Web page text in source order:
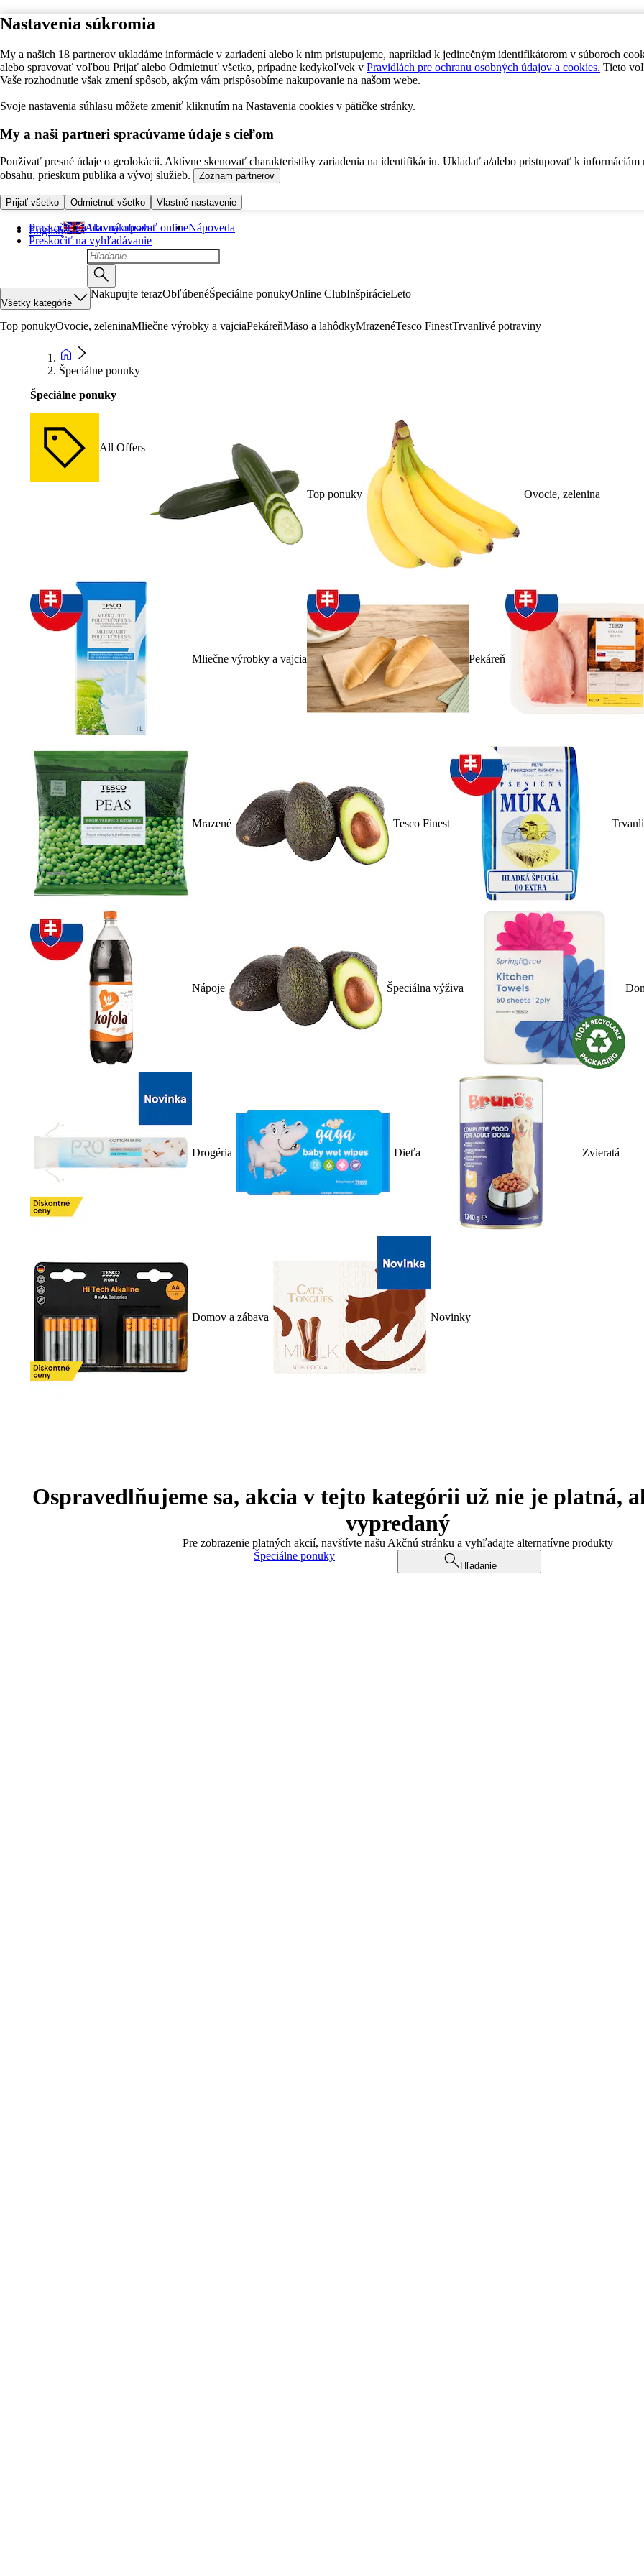
Nastavenia súkromia
My a našich 18 partnerov ukladáme informácie v zariadení alebo k nim pristupujeme, napríklad k jedinečným identifikátorom v súboroch
alebo spravovať voľbou Prijať alebo Odmietnuť všetko, prípadne kedykoľvek v Pravidlách pre ochranu osobných údajov a cookies. Tieto
Vaše rozhodnutie však zmení spôsob, akým vám prispôsobíme nakupovanie na našom webe.
Svoje nastavenia súhlasu môžete zmeniť kliknutím na Nastavenia cookies v pätičke stránky.
My a naši partneri spracúvame údaje s cieľom
Používať presné údaje o geolokácii. Aktívne skenovať charakteristiky zariadenia na identifikáciu. Ukladať a/alebo pristupovať k informáciám
obsahu, prieskum publika a vývoj služieb.
Zoznam partnerov
Prijať všetko Odmietnuť všetko Vlastné nastavenie
Preskočiť na hlavný obsah
Preskočiť na vyhľadávanie
English Ako nakupovať onlineNápoveda
Všetky kategórie
Nakupujte terazObľúbenéŠpeciálne ponukyOnline ClubInšpirácieLeto
Top ponukyOvocie, zeleninaMliečne výrobky a vajciaPekáreňMäso a lahôdkyMrazenéTesco FinestTrvanlivé potraviny
Špeciálne ponuky
Špeciálne ponuky
All Offers
Top ponuky Ovocie, zelenina
Mliečne výrobky a vajcia Pekáreň
Mrazené Tesco Finest
Nápoje Špeciálna výživa
Drogéria Dieťa Zvieratá
Domov a zábava Novinky
Ospravedlňujeme sa, akcia v tejto kategórii už nie je platná,
vypredaný
Pre zobrazenie platných akcií, navštívte našu Akčnú stránku a vyhľadajte alternatívne produkty
Špeciálne ponuky
Hľadanie